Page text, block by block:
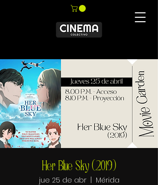
Her Blue Sky (2019)
jue 25 de abr
  |
Mérida